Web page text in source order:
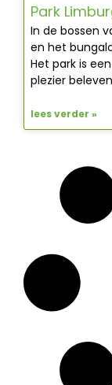
Park
In de bossen
en het
Het park is
plezier
lees verder »